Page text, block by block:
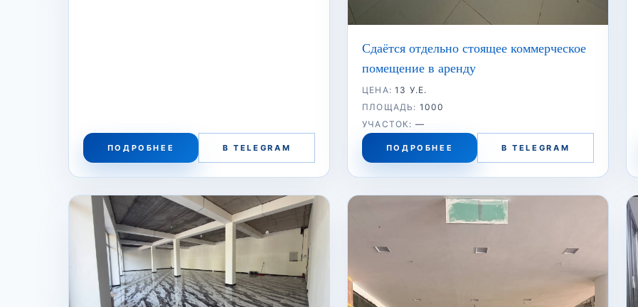
ПОДРОБНЕЕ В TELEGRAM
Сдаётся отдельно стоящее коммерческое
помещение в аренду
ЦЕНА:13 У.Е.
ПЛОЩАДЬ: 1000
УЧАСТОК: —
ПОДРОБНЕЕ В TELEGRAM